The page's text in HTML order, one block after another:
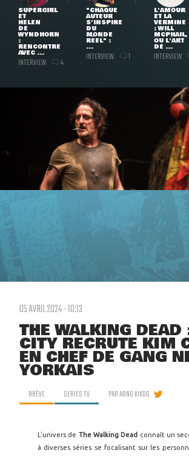
SUPERGIRL
ET
HELEN
DE
WYNDHORN
:
RENCONTRE
AVEC ...
INTERVIEW 4
"CHAQUE
AUTEUR
S'INSPIRE
DU
MONDE
RÉEL" :
...
INTERVIEW 1
L'AMOUR
ET LA
VERMINE
: WILL
MCPHAIL,
OU L'ART
DE ...
INTERVIEW
05 AVRIL 2024 - 10:13
THE WALKING DEAD
CITY RECRUTE KIM
EN CHEF DE GANG
YORKAIS
BRÈVE SERIES TV PARARNO KIKOO
L'univers de The Walking Dead connaît un
à diverses séries se focalisant sur les